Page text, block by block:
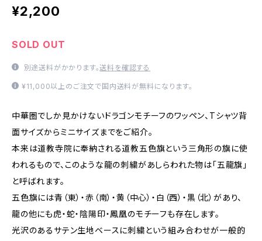
¥2,200
SOLD OUT
別途送料がかかります。送料を確認する
¥11,000以上のご注文で国内送料が無料になります。
中華圏でしか見かけないドラゴンモチーフのワッペン、Tシャツ背
面サイズからミニサイズまでをご紹介。
本来は道教寺院に奉納される道教五色旗という三角形の旗に使
われるもので、このような龍の刺繍があしらわれた物は「五龍旗」
と呼ばれます。
五色旗には青（東）・赤（南）・黄（中心）・白（西）・黒（北）があり、
龍の他にも虎・蛇・陰陽印・鳳凰のモチーフも存在します。
光沢のあるサテン生地ベースに刺繍という組み合わせが一般的